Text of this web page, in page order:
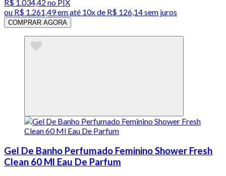
R$ 1.034,42 no PIX
ou R$ 1.261,49em até 10x de R$ 126,14 sem juros
COMPRAR AGORA
Gel De Banho Perfumado Feminino Shower Fresh
Clean 60 Ml Eau De Parfum